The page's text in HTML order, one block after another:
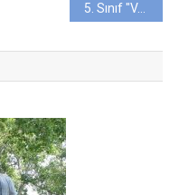
5. Sınıf "VATAN YAHUT SİLİSTRE" Metni Günlük Ders Planı (2019-2020)